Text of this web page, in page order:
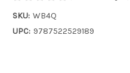
SKU: WB4Q
UPC: 9787522529189